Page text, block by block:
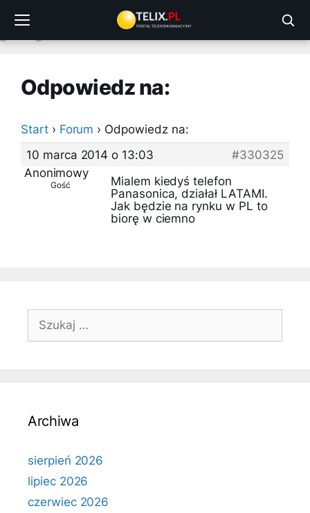
treści
Odpowiedz na:
Start › Forum › Odpowiedz na:
10 marca 2014 o 13:03
#330325
Anonimowy
Gość
Mialem kiedyś telefon
Panasonica, działał LATAMI.
Jak będzie na rynku w PL to
biorę w ciemno
Szukaj:
Archiwa
sierpień 2026
lipiec 2026
czerwiec 2026